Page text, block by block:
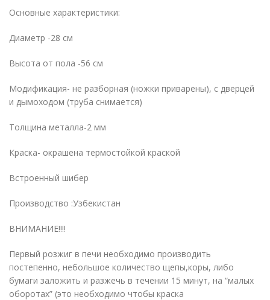
Основные характеристики:
Диаметр -28 см
Высота от пола -56 см
Модификация- не разборная (ножки приварены), с дверцей
и дымоходом (труба снимается)
Толщина металла-2 мм
Краска- окрашена термостойкой краской
Встроенный шибер
Производство :Узбекистан
ВНИМАНИЕ!!!!
Первый розжиг в печи необходимо производить
постепенно, небольшое количество щепы,коры, либо
бумаги заложить и разжечь в течении 15 минут, на “малых
оборотах” (это необходимо чтобы краска